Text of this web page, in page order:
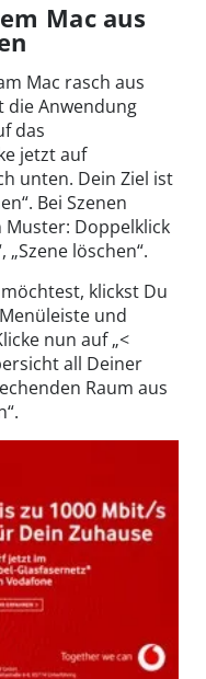
Mac aus
Mac rasch aus
die Anwendung
das
jetzt auf
unten. Dein Ziel ist
Bei Szenen
Muster: Doppelklick
„Szene löschen“.
klickst Du
und
nun auf „<
all Deiner
Raum aus